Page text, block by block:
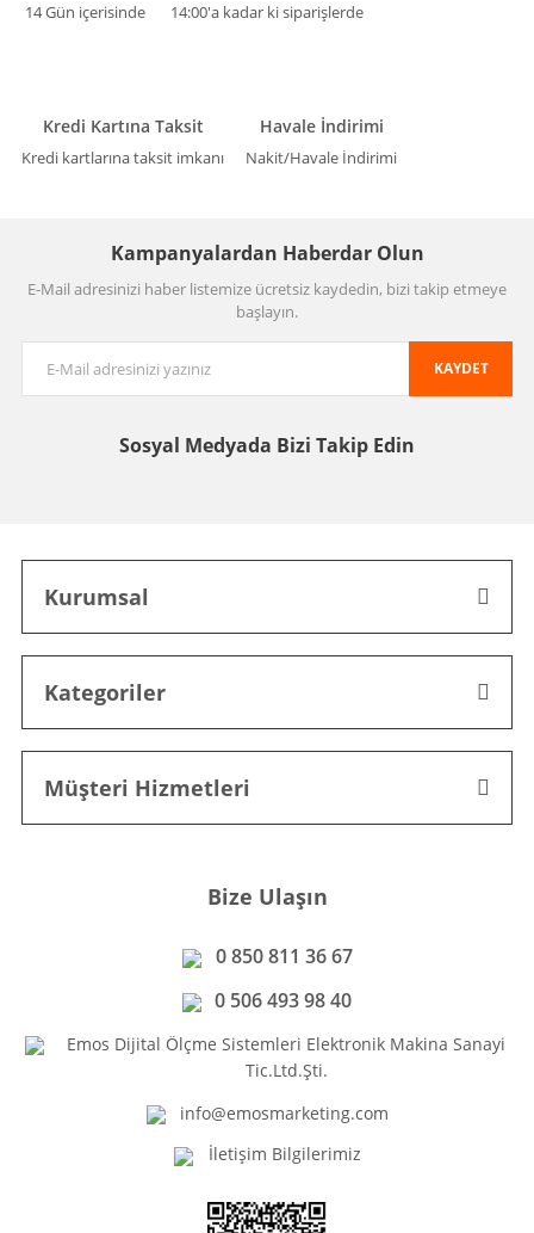
14 Gün içerisinde 14:00'a kadar ki siparişlerde
Kredi Kartına Taksit
Kredi kartlarına taksit imkanı
Havale İndirimi
Nakit/Havale İndirimi
Kampanyalardan Haberdar Olun
E-Mail adresinizi haber listemize ücretsiz kaydedin, bizi takip etmeye
başlayın.
KAYDET
Sosyal Medyada Bizi Takip Edin
Kurumsal
Kategoriler
Müşteri Hizmetleri
Bize Ulaşın
0 850 811 36 67
0 506 493 98 40
Emos Dijital Ölçme Sistemleri Elektronik Makina Sanayi
Tic.Ltd.Şti.
info@emosmarketing.com
İletişim Bilgilerimiz